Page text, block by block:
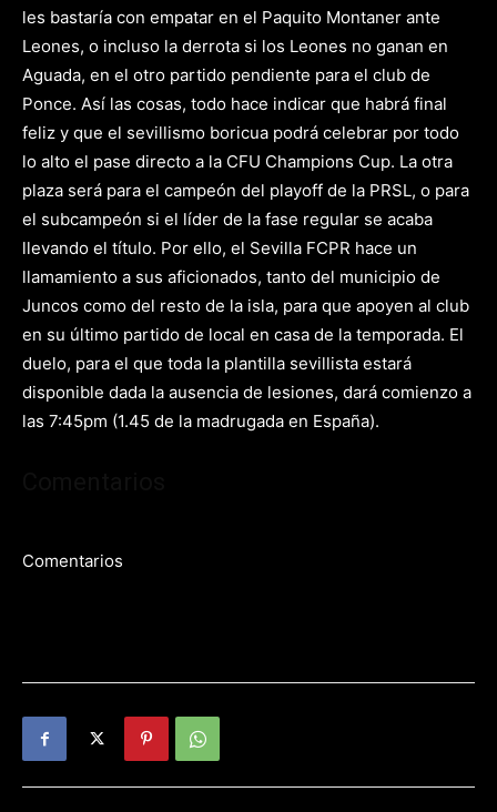
les bastaría con empatar en el Paquito Montaner ante
Leones, o incluso la derrota si los Leones no ganan en
Aguada, en el otro partido pendiente para el club de
Ponce. Así las cosas, todo hace indicar que habrá final
feliz y que el sevillismo boricua podrá celebrar por todo
lo alto el pase directo a la CFU Champions Cup. La otra
plaza será para el campeón del playoff de la PRSL, o para
el subcampeón si el líder de la fase regular se acaba
llevando el título. Por ello, el Sevilla FCPR hace un
llamamiento a sus aficionados, tanto del municipio de
Juncos como del resto de la isla, para que apoyen al club
en su último partido de local en casa de la temporada. El
duelo, para el que toda la plantilla sevillista estará
disponible dada la ausencia de lesiones, dará comienzo a
las 7:45pm (1.45 de la madrugada en España).
Comentarios